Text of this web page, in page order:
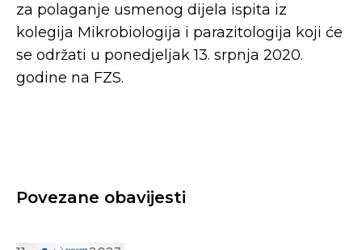
za polaganje usmenog dijela ispita iz
kolegija Mikrobiologija i parazitologija koji će
se održati u ponedjeljak 13. srpnja 2020.
godine na FZS.
Povezane obavijesti